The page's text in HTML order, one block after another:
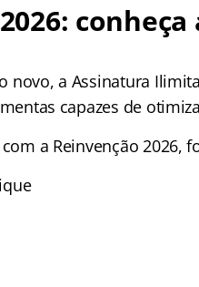
novo, a Assinatura
capazes de
a Reinvenção 2026,